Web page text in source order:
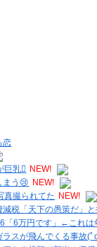
恋
巨乳🫪 NEW!
まう😢 NEW!
真撮られてた NEW!
減税「天下の愚策だ」
「6万円です」←これ
ラスが飛んでくる事故(ﾟ